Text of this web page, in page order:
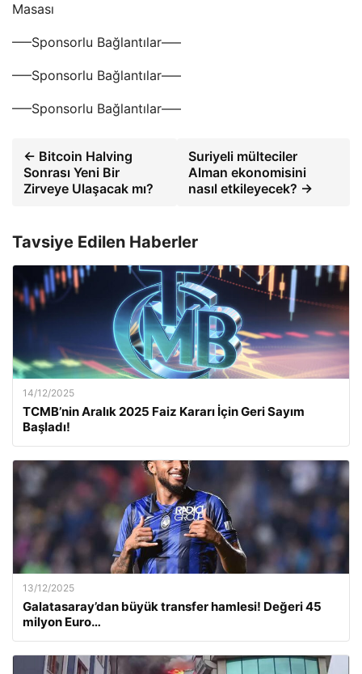
Masası
—–Sponsorlu Bağlantılar—–
—–Sponsorlu Bağlantılar—–
—–Sponsorlu Bağlantılar—–
← Bitcoin Halving
Sonrası Yeni Bir
Zirveye Ulaşacak mı?
Suriyeli mülteciler
Alman ekonomisini
nasıl etkileyecek? →
Tavsiye Edilen Haberler
14/12/2025
TCMB’nin Aralık 2025 Faiz Kararı İçin Geri Sayım
Başladı!
13/12/2025
Galatasaray’dan büyük transfer hamlesi! Değeri 45
milyon Euro…